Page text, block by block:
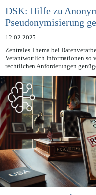
DSK: Hilfe zu
Pseudonymisierung
12.02.2025
Zentrales Thema bei
Verantwortlich Informationen so
rechtlichen Anforderungen